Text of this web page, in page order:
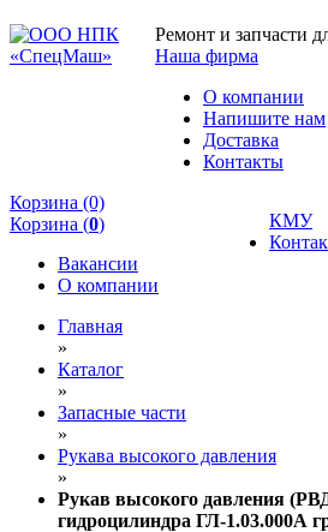
Ремонт и запчасти
Наша фирма
О компании
Напишите нам
Доставка
Контакты
Корзина (0)
Корзина (0)
КМУ
Вакансии
О компании
Главная
»
Каталог
»
Запасные части
»
Рукава высокого давления
»
Рукав высокого давления
гидроцилиндра ГЛ-1.03.000А